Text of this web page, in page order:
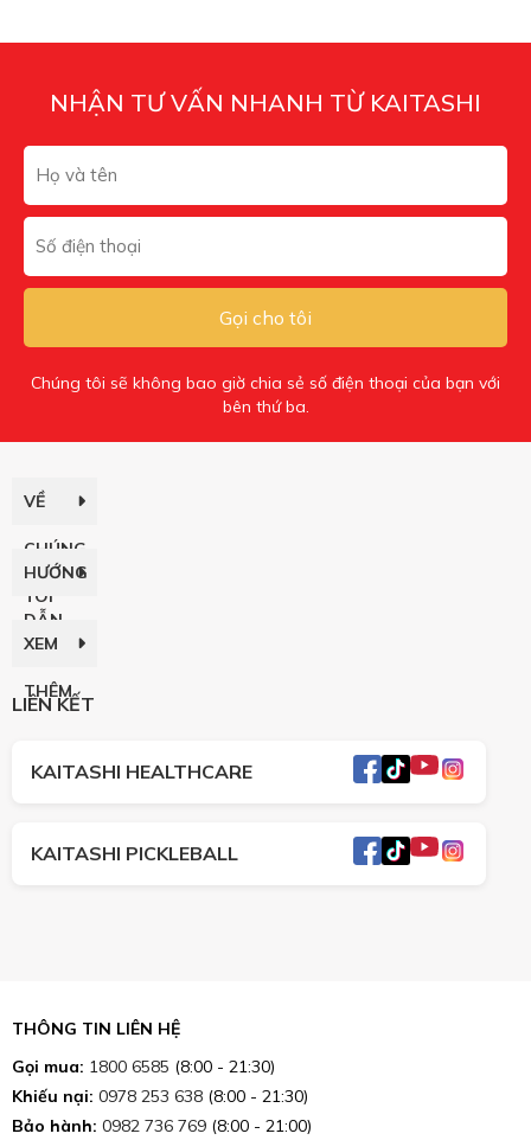
NHẬN TƯ VẤN NHANH TỪ KAITASHI
Gọi cho tôi
Chúng tôi sẽ không bao giờ chia sẻ số điện thoại của bạn với
bên thứ ba.
VỀ
CHÚNG
TÔI
HƯỚNG
DẪN
XEM
THÊM
LIÊN KẾT
KAITASHI HEALTHCARE
KAITASHI PICKLEBALL
THÔNG TIN LIÊN HỆ
Gọi mua: 1800 6585 (8:00 - 21:30)
Khiếu nại: 0978 253 638 (8:00 - 21:30)
Bảo hành: 0982 736 769 (8:00 - 21:00)